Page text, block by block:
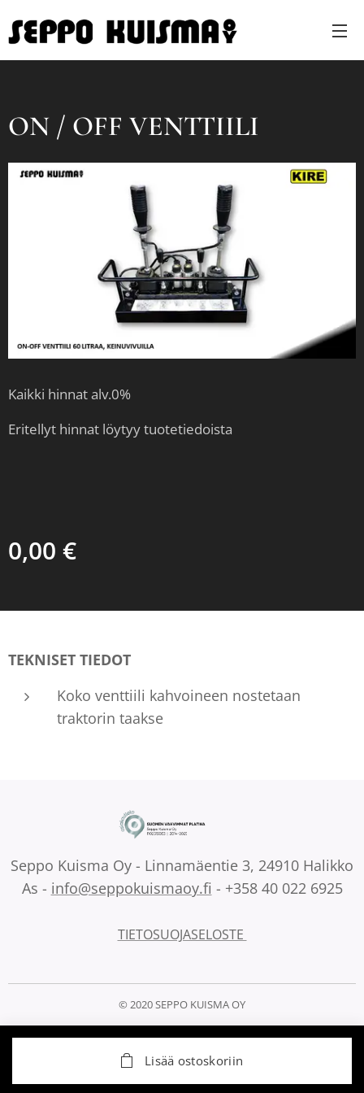
ON / OFF VENTTIILI
Kaikki hinnat alv.0%
Eritellyt hinnat löytyy tuotetiedoista
0,00 €
Lisää ostoskoriin
TEKNISET TIEDOT
Koko venttiili kahvoineen nostetaan
traktorin taakse
Seppo Kuisma Oy - Linnamäentie 3, 24910 Halikko
As - info@seppokuismaoy.fi - +358 40 022 6925
TIETOSUOJASELOSTE
© 2020 SEPPO KUISMA OY